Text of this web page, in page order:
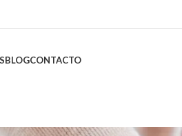
BLOGCONTACTO